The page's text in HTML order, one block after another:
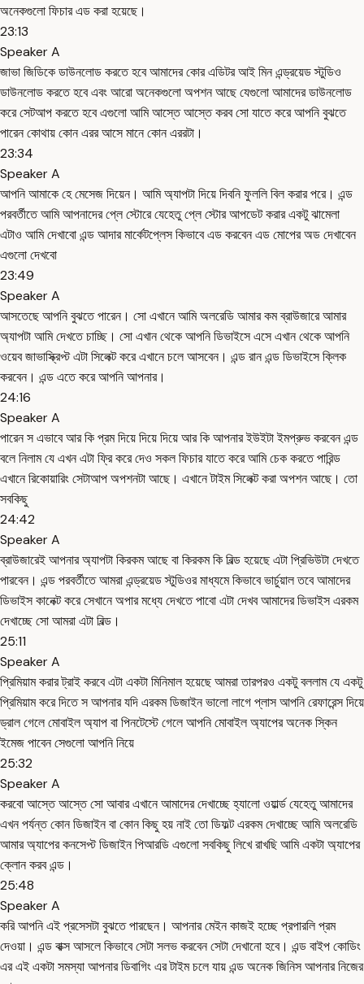
অনেকগুলো ফিচার এড করা হয়েছে।
23:13
Speaker A
জাভা জিডিকে ডাউনলোড করতে হবে আমাদের কোর এডিটর আই মিন এন্ড্রয়েড স্টুডিও
ডাউনলোড করতে হবে এবং আরো অনেকগুলো অপশন আছে যেগুলো আমাদের ডাউনলোড
করে সেটআপ করতে হবে এগুলো আমি আস্তে আস্তে করব সো যাতে করে আপনি বুঝতে
পারেন কোথায় কোন এরর আসে মানে কোন এররটা।
23:34
Speaker A
আপনি আমাকে হে মেসেজ দিয়েন। আমি অ্যাপটা দিয়ে দিবনি ফুললি বিল করার পরে। এন্ড
পরবর্তীতে আমি আপনাদের প্লে স্টোরে যেহেতু প্লে স্টোর আপডেট করার একটু ঝামেলা
এটাও আমি দেখাবো এন্ড আদার মার্কেটপ্লেস কিভাবে এড করবেন এড মোপের অড দেখাবেন
এগুলো দেখবো
23:49
Speaker A
আসতেছে আপনি বুঝতে পারেন। সো এখানে আমি অলরেডি আমার কম ব্রাউজারে আমার
অ্যাপটা আমি দেখতে চাচ্ছি। সো এখান থেকে আপনি ডিভাইসে এসে এখান থেকে আপনি
ওয়েব জাভাস্ক্রিপ্ট এটা সিলেক্ট করে এখানে চলে আসবেন। এন্ড রান এন্ড ডিভাইসে ক্লিক
করবেন। এন্ড এতে করে আপনি আপনার।
24:16
Speaker A
পারেন স এভাবে আর কি প্রম দিয়ে দিয়ে দিয়ে আর কি আপনার ইউইটা ইমপ্রুভ করবেন এন্ড
বলে নিলাম যে এখন এটা ফ্রি করে দেও সকল ফিচার যাতে করে আমি চেক করতে পারিন্ড
এখানে রিকোয়ারিং সেটাআপ অপশনটা আছে। এখানে টাইম সিলেক্ট করা অপশন আছে। তো
সবকিছু
24:42
Speaker A
ব্রাউজারেই আপনার অ্যাপটা কিরকম আছে বা কিরকম কি বিল্ড হয়েছে এটা প্রিভিউটা দেখতে
পারবেন। এন্ড পরবর্তীতে আমরা এন্ড্রয়েড স্টুডিওর মাধ্যমে কিভাবে ভার্চুয়াল তবে আমাদের
ডিভাইস কানেক্ট করে সেখানে অপার মধ্যে দেখতে পাবো এটা দেখব আমাদের ডিভাইস এরকম
দেখাচ্ছে সো আমরা এটা বিল্ড।
25:11
Speaker A
প্রিমিয়াম করার ট্রাই করবে এটা একটা মিনিমাল হয়েছে আমরা তারপরও একটু বললাম যে একটু
প্রিমিয়াম করে দিতে স আপনার যদি এরকম ডিজাইন ভালো লাগে প্লাস আপনি রেফারেন্স দিয়ে
ড্রাল গেলে মোবাইল অ্যাপ বা পিনটেস্টে গেলে আপনি মোবাইল অ্যাপের অনেক স্কিন
ইমেজ পাবেন সেগুলো আপনি নিয়ে
25:32
Speaker A
করবো আস্তে আস্তে সো আবার এখানে আমাদের দেখাচ্ছে হ্যালো ওয়ার্ল্ড যেহেতু আমাদের
এখন পর্যন্ত কোন ডিজাইন বা কোন কিছু হয় নাই তো ডিফল্ট এরকম দেখাচ্ছে আমি অলরেডি
আমার অ্যাপের কনসেপ্ট ডিজাইন পিআরডি এগুলো সবকিছু লিখে রাখছি আমি একটা অ্যাপের
ক্লোন করব এন্ড।
25:48
Speaker A
করি আপনি এই প্রসেসটা বুঝতে পারছেন। আপনার মেইন কাজই হচ্ছে প্রপারলি প্রম
দেওয়া। এন্ড বাক্স আসলে কিভাবে সেটা সলভ করবেন সেটা দেখানো হবে। এন্ড বাইপ কোডিং
এর এই একটা সমস্যা আপনার ডিবাগিং এর টাইম চলে যায় এন্ড অনেক জিনিস আপনার নিজের